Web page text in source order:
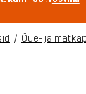
Õue- ja